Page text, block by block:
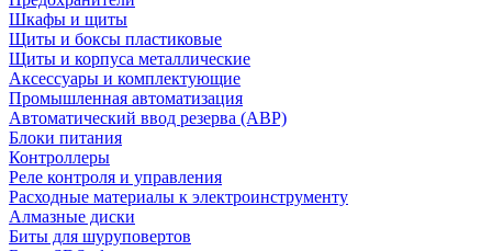
Шкафы и щиты
Щиты и боксы пластиковые
Щиты и корпуса металлические
Аксессуары и комплектующие
Промышленная автоматизация
Автоматический ввод резерва (АВР)
Блоки питания
Контроллеры
Реле контроля и управления
Расходные материалы к электроинструменту
Алмазные диски
Биты для шуруповертов